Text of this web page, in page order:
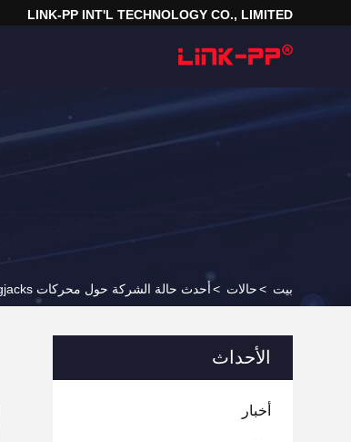
LINK-PP INT'L TECHNOLOGY CO., LIMITED
بيت >حالات >أحدث حالة الشركة حول محركات PoE Magjacks تدفع أنظمة مراقبة مدينة ذكية موثوقة
الأحداث
أخبار